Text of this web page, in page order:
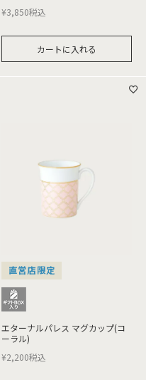
¥3,850税込
カートに入れる
直営店限定
エターナルパレス マグカップ(コ
ーラル)
¥2,200税込